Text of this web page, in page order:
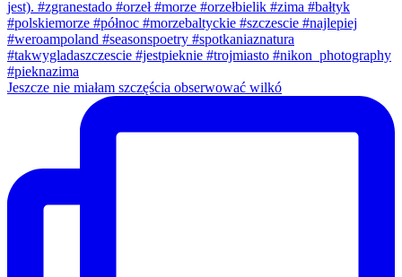
Jeszcze nie miałam szczęścia obserwować wilkó